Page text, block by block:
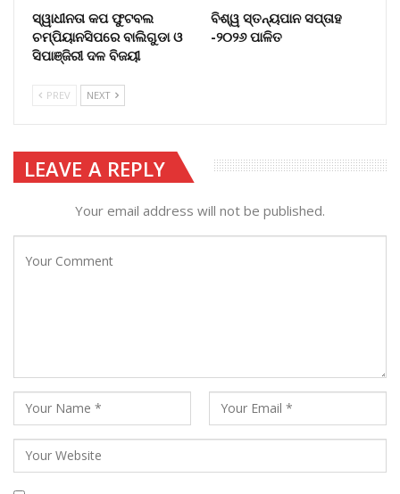
ସ୍ୱାଧୀନତା କପ ଫୁଟବଲ
ଚମ୍ପିୟାନସିପରେ ବାଲିଗୁଡା ଓ
ସିପାଞ୍ଜିରୀ ଦଳ ବିଜୟୀ
ବିଶ୍ୱ ସ୍ତନ୍ୟପାନ ସପ୍ତାହ
-୨୦୨୬ ପାଳିତ
PREV NEXT
LEAVE A REPLY
Your email address will not be published.